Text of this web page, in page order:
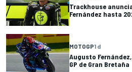
Trackhouse
Fernández hasta
MOTOGP1 d
Augusto
GP de Gran Bretaña